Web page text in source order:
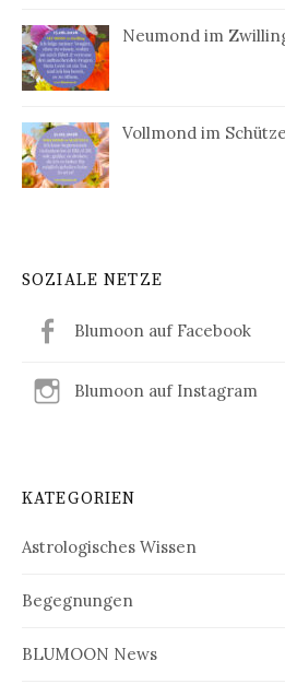
Neumond im
Vollmond im
SOZIALE NETZE
Blumoon auf Facebook
Blumoon auf Instagram
KATEGORIEN
Astrologisches Wissen
Begegnungen
BLUMOON News